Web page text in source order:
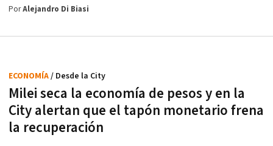
PorAlejandro Di Biasi
Milei seca la economía de pesos y en la
City alertan que el tapón monetario frena
la recuperación
ECONOMÍA/ Desde la City